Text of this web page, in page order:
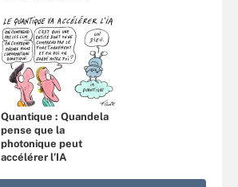
Quantique : Quandela
pense que la
photonique peut
accélérer l’IA